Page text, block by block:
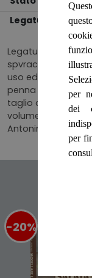
Legatura
Legatura
spvracopertina
uso ed usura da
penna alla
taglio di testa,
volume corredato
Antonina Taccori
-20%%
per
dei
per